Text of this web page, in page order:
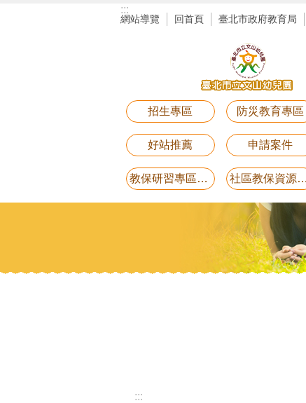
:::
網站導覽 回首頁 臺北市政府教育局
招生專區 防災教育專區
好站推薦 申請案件
教保研習專區講義電子檔(11月25日研習-用藥安全) 社區教保資源中心
:::